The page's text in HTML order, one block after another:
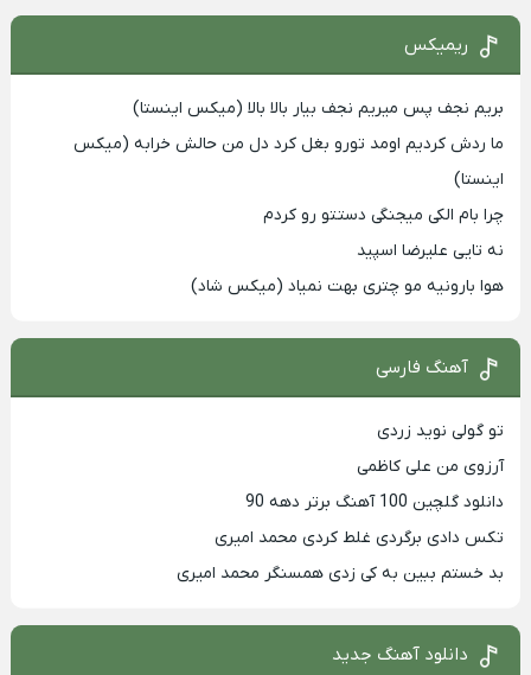
ریمیکس
بریم نجف پس میریم نجف بیار بالا بالا (میکس اینستا)
ما ردش کردیم اومد تورو بغل کرد دل من حالش خرابه (میکس
اینستا)
چرا بام الکی میجنگی دستتو رو کردم
نه تایی علیرضا اسپید
هوا بارونیه مو چتری بهت نمیاد (میکس شاد)
آهنگ فارسی
تو گولی نوید زردی
آرزوی من علی کاظمی
دانلود گلچین 100 آهنگ برتر دهه 90
تکس دادی برگردی غلط کردی محمد امیری
بد خستم ببین به کی زدی همسنگر محمد امیری
دانلود آهنگ جدید